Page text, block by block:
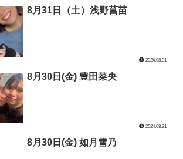
8月31日（土）浅野菖苗
2024.08.31
8月30日(金) 豊田菜央
2024.08.31
8月30日(金) 如月雪乃